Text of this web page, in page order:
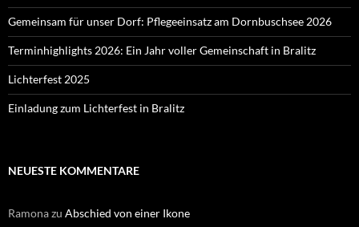
Gemeinsam für unser Dorf: Pflegeeinsatz am Dornbuschsee 2026
Terminhighlights 2026: Ein Jahr voller Gemeinschaft in Bralitz
Lichterfest 2025
Einladung zum Lichterfest in Bralitz
NEUESTE KOMMENTARE
Ramonazu Abschied von einer Ikone